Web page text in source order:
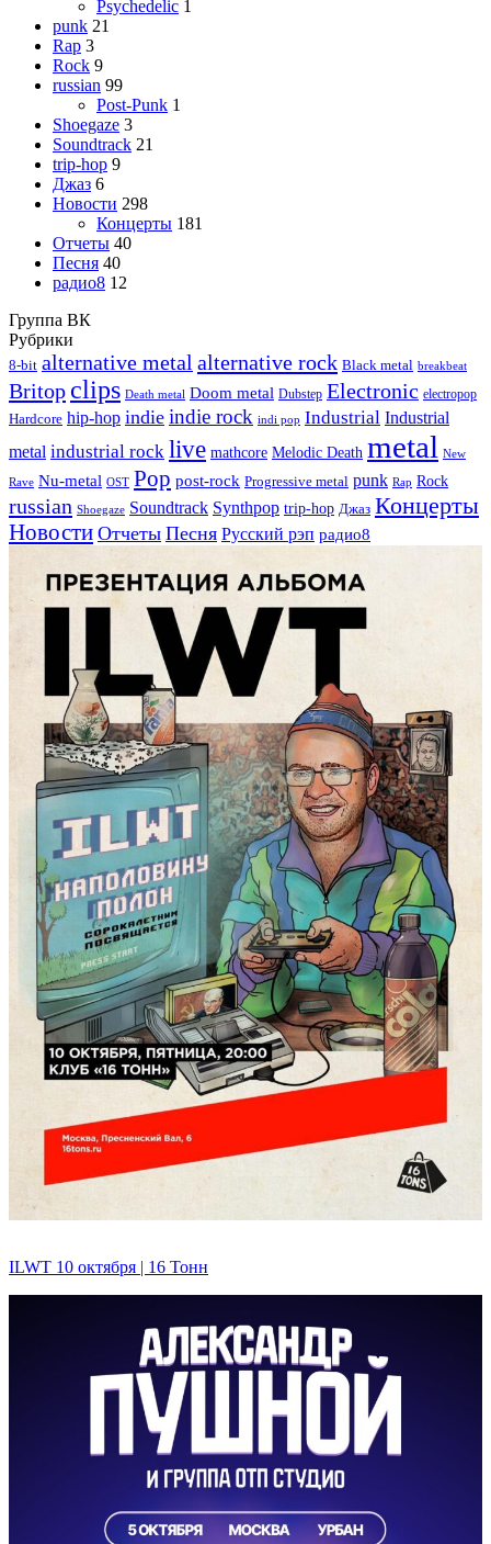
Psychedelic 1
punk 21
Rap 3
Rock 9
russian 99
Post-Punk 1
Shoegaze 3
Soundtrack 21
trip-hop 9
Джаз 6
Новости 298
Концерты 181
Отчеты 40
Песня 40
радио8 12
Группа ВК
Рубрики
8-bit alternative metal alternative rock Black metal breakbeat
Britop clips Death metal Doom metal Dubstep Electronic electropop
Hardcore hip-hop indie indie rock indi pop Industrial Industrial
metal industrial rock live mathcore Melodic Death metal New
Rave Nu-metal OST Pop post-rock Progressive metal punk Rap Rock
russian Shoegaze Soundtrack Synthpop trip-hop Джаз Концерты
Новости Отчеты Песня Русский рэп радио8
ILWT 10 октября | 16 Тонн